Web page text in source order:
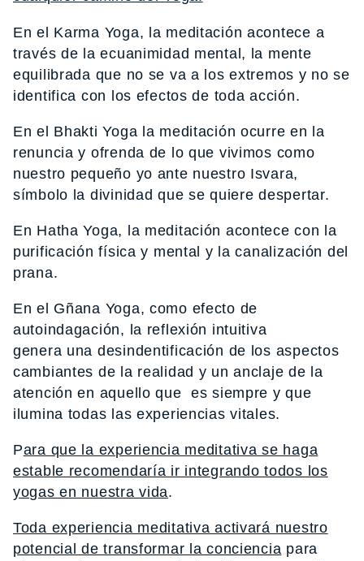
En el Karma Yoga, la meditación acontece a
través de la ecuanimidad mental, la mente
equilibrada que no se va a los extremos y no se
identifica con los efectos de toda acción.
En el Bhakti Yoga la meditación ocurre en la
renuncia y ofrenda de lo que vivimos como
nuestro pequeño yo ante nuestro Isvara,
símbolo la divinidad que se quiere despertar.
En Hatha Yoga, la meditación acontece con la
purificación física y mental y la canalización del
prana.
En el Gñana Yoga, como efecto de
autoindagación, la reflexión intuitiva
genera una desindentificación de los aspectos
cambiantes de la realidad y un anclaje de la
atención en aquello que es siempre y que
ilumina todas las experiencias vitales.
Para que la experiencia meditativa se haga
estable recomendaría ir integrando todos los
yogas en nuestra vida.
Toda experiencia meditativa activará nuestro
potencial de transformar la conciencia para